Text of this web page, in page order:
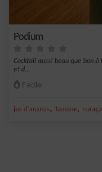
Podium
Cocktail aussi beau que bon
et d...
Facile
jus d'ananas, banane,